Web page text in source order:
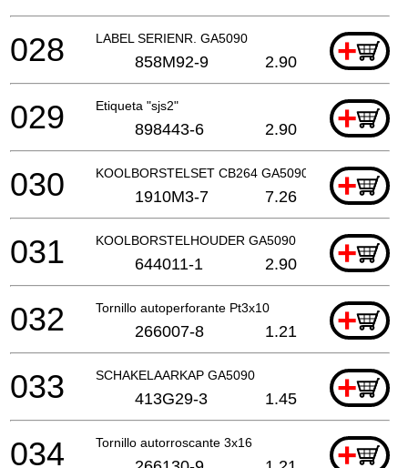
LABEL SERIENR. GA5090 +
028 858M92-9 2.90
Etiqueta "sjs2" +
029 898443-6 2.90
KOOLBORSTELSET CB264 GA5090 P +
030 1910M3-7 7.26
KOOLBORSTELHOUDER GA5090 +
031 644011-1 2.90
Tornillo autoperforante Pt3x10 +
032 266007-8 1.21
SCHAKELAARKAP GA5090 +
033 413G29-3 1.45
Tornillo autorroscante 3x16 +
034